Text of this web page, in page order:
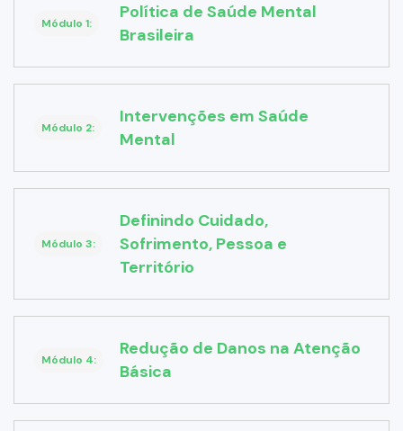
Módulo 1:
Política de Saúde Mental
Brasileira
Módulo 2:
Intervenções em Saúde
Mental
Módulo 3:
Definindo Cuidado,
Sofrimento, Pessoa e
Território
Módulo 4:
Redução de Danos na Atenção
Básica